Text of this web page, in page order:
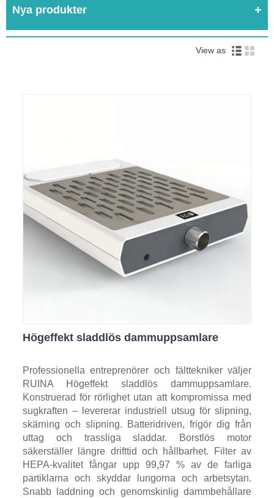
Nya produkter
View as
Högeffekt sladdlös dammuppsamlare
Professionella entreprenörer och fälttekniker väljer
RUINA Högeffekt sladdlös dammuppsamlare.
Konstruerad för rörlighet utan att kompromissa med
sugkraften – levererar industriell utsug för slipning,
skärning och slipning. Batteridriven, frigör dig från
uttag och trassliga sladdar. Borstlös motor
säkerställer längre drifttid och hållbarhet. Filter av
HEPA-kvalitet fångar upp 99,97 % av de farliga
partiklarna och skyddar lungorna och arbetsytan.
Snabb laddning och genomskinlig dammbehållare